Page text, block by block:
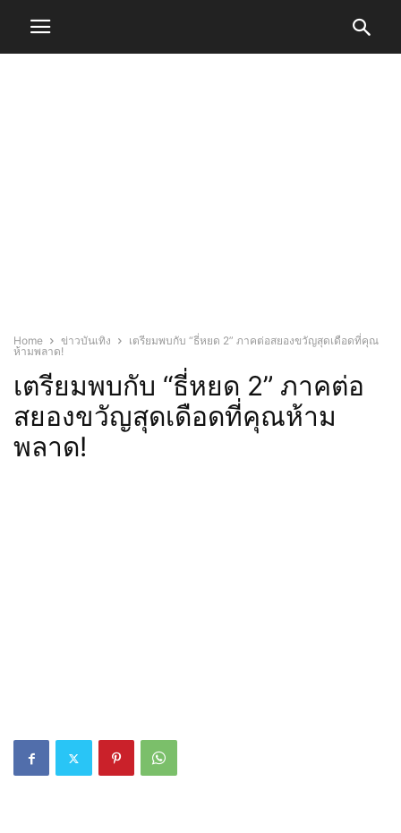
Home ข่าวบันเทิง
เตรียมพบกับ “ธี่หยด 2” ภาคต่อสยองขวัญสุดเดือดที่คุณ
ห้ามพลาด!
เตรียมพบกับ “ธี่หยด 2” ภาคต่อ
สยองขวัญสุดเดือดที่คุณห้าม
พลาด!